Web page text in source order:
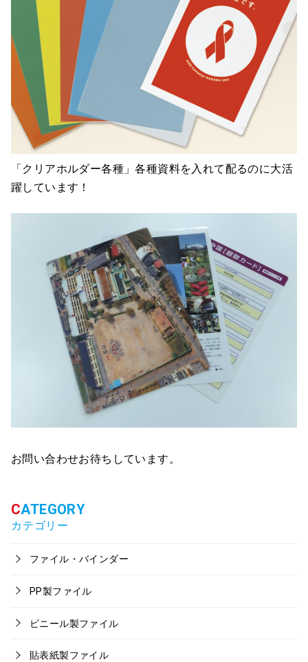
「クリアホルダー各種」各種資料を入れて配るのに大活
躍しています！
お問い合わせお待ちしています。
カテゴリー
ファイル・バインダー
PP製ファイル
ビニール製ファイル
貼表紙製ファイル